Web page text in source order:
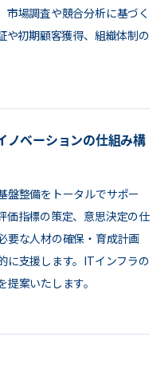
場調査や競合分析に基づく
や初期顧客獲得、組織体制の
ノベーションの仕組み構
盤整備をトータルでサポー
価指標の策定、意思決定の仕
要な人材の確保・育成計画
に支援します。ITインフラの
案いたします。